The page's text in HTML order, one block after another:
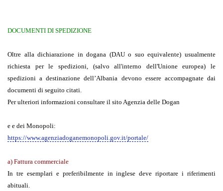
DOCUMENTI DI SPEDIZIONE
Oltre alla dichiarazione in dogana (DAU o suo equivalente) usualmente
richiesta per le spedizioni, (salvo all'interno dell'Unione europea) le
spedizioni a destinazione dell’Albania devono essere accompagnate dai
documenti di seguito citati.
Per ulteriori informazioni consultare il sito Agenzia delle Dogan
e e dei Monopoli:
https://www.agenziadoganemonopoli.gov.it/portale/
a) Fattura commerciale
In tre esemplari e preferibilmente in inglese deve riportare i riferimenti
abituali.